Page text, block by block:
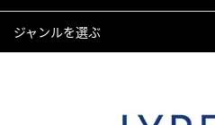
ジャンルを選ぶ